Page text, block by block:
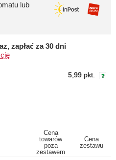
lub
zapłać za 30 dni
5,99 pkt.
Cena
towarów
poza
zestawem
Cena
zestawu